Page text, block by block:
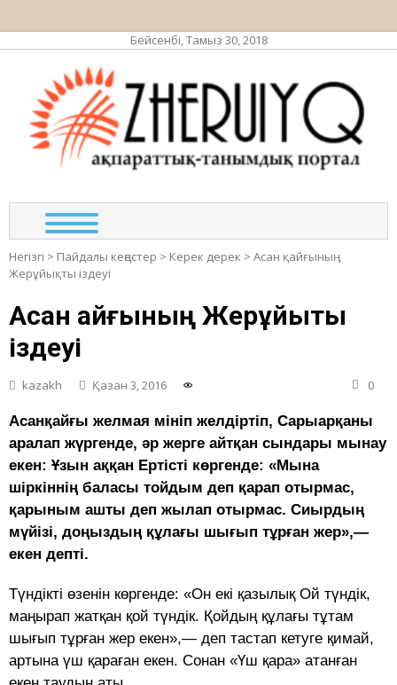
Бейсенбі, Тамыз 30, 2018
Негізгі > Пайдалы кеңестер > Керек дерек > Асан қайғының
Жерұйықты іздеуі
Асан қайғының Жерұйықты
іздеуі
kazakh Қазан 3, 2016 0
Асанқайғы желмая мініп желдіртіп, Сарыарқаны
аралап жүргенде, әр жерге айтқан сындары мынау
екен: Ұзын аққан Ертісті көргенде: «Мына
шіркіннің баласы тойдым деп қарап отырмас,
қарыным ашты деп жылап отырмас. Сиырдың
мүйізі, доңыздың құлағы шығып тұрған жер»,—
екен депті.
Түндікті өзенін көргенде: «Он екі қазылық Ой түндік,
маңырап жатқан қой түндік. Қойдың құлағы тұтам
шығып тұрған жер екен»,— деп тастап кетуге қимай,
артына үш қараған екен. Сонан «Үш қара» атанған